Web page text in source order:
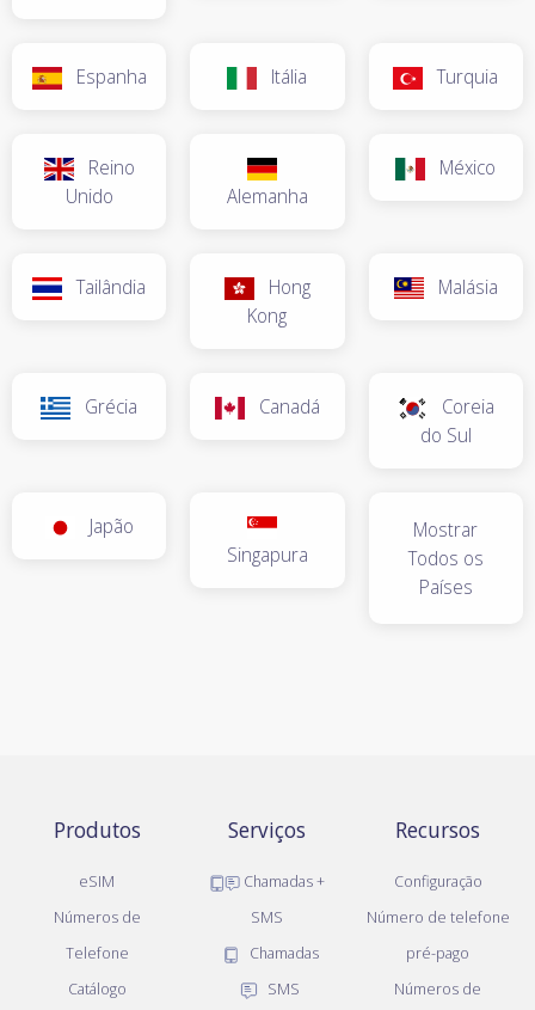
Espanha Itália Turquia
Reino
Unido
Alemanha
México
Tailândia
Hong
Kong
Malásia
Grécia Canadá
Coreia
do Sul
Japão
Singapura
Mostrar
Todos os
Países
Produtos
eSIM
Números de
Telefone
Catálogo
Serviços
Chamadas +
SMS
Chamadas
SMS
Recursos
Configuração
Número de telefone
pré-pago
Números de